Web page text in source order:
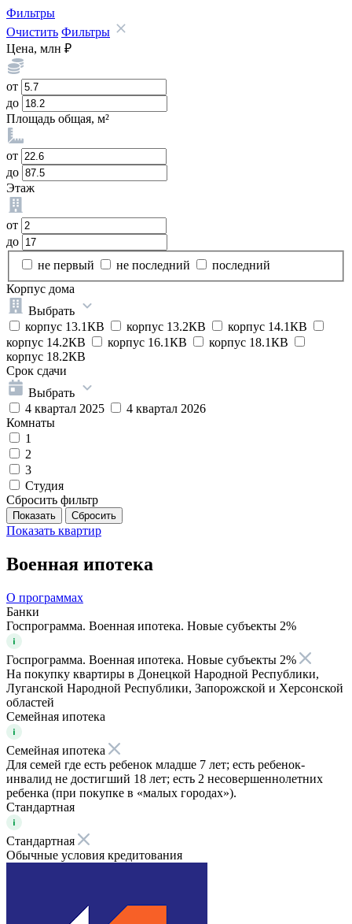
Фильтры
Очистить Фильтры
Цена, млн ₽
от
до
Площадь общая, м²
от
до
Этаж
от
до
не первый
не последний
последний
Корпус дома
Выбрать
корпус 13.1КВ
корпус 13.2КВ
корпус 14.1КВ
корпус 14.2КВ
корпус 16.1КВ
корпус 18.1КВ
корпус 18.2КВ
Срок сдачи
Выбрать
4 квартал 2025
4 квартал 2026
Комнаты
1
2
3
Студия
Сбросить фильтр
Показать квартир
Военная ипотека
О программах
Банки
Госпрограмма. Военная ипотека. Новые субъекты 2%
Госпрограмма. Военная ипотека. Новые субъекты 2%
На покупку квартиры в Донецкой Народной Республики,
Луганской Народной Республики, Запорожской и Херсонской
областей
Семейная ипотека
Семейная ипотека
Для семей где есть ребенок младше 7 лет; есть ребенок-
инвалид не достигший 18 лет; есть 2 несовершеннолетних
ребенка (при покупке в «малых городах»).
Стандартная
Стандартная
Обычные условия кредитования